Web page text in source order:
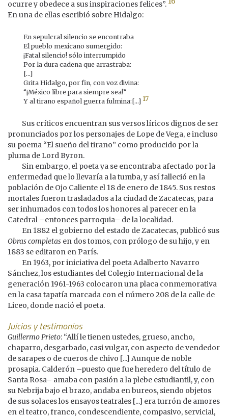
ocurre y obedece a sus inspiraciones felices”.
En una de ellas escribió sobre Hidalgo:
En sepulcral silencio se encontraba
El pueblo mexicano sumergido:
¡Fatal silencio! sólo interrumpido
Por la dura cadena que arrastraba:
[...]
Grita Hidalgo, por fin, con voz divina:
“¡México libre para siempre sea!”
Y al tirano español guerra fulmina:[...] 17
Sus críticos encuentran sus versos líricos dignos de ser
pronunciados por los personajes de Lope de Vega, e incluso
su poema “El sueño del tirano” como producido por la
pluma de Lord Byron.
Sin embargo, el poeta ya se encontraba afectado por la
enfermedad que lo llevaría a la tumba, y así falleció en la
población de Ojo Caliente el 18 de enero de 1845. Sus restos
mortales fueron trasladados a la ciudad de Zacatecas, para
ser inhumados con todos los honores al parecer en la
Catedral –entonces parroquia– de la localidad.
En 1882 el gobierno del estado de Zacatecas, publicó sus
Obras completas en dos tomos, con prólogo de su hijo, y en
1883 se editaron en París.
En 1963, por iniciativa del poeta Adalberto Navarro
Sánchez, los estudiantes del Colegio Internacional de la
generación 1961-1963 colocaron una placa conmemorativa
en la casa tapatía marcada con el número 208 de la calle de
Liceo, donde nació el poeta.
Juicios y testimonios
Guillermo Prieto: “Allí le tienen ustedes, grueso, ancho,
chaparro, desgarbado, casi vulgar, con aspecto de vendedor
de sarapes o de cueros de chivo [...] Aunque de noble
prosapia. Calderón –puesto que fue heredero del título de
Santa Rosa– amaba con pasión a la plebe estudiantil, y, con
su Nebrija bajo el brazo, andaba en bureos, siendo objetos
de sus solaces los ensayos teatrales [...] era turrón de amores
en el teatro, franco, condescendiente, compasivo, servicial,